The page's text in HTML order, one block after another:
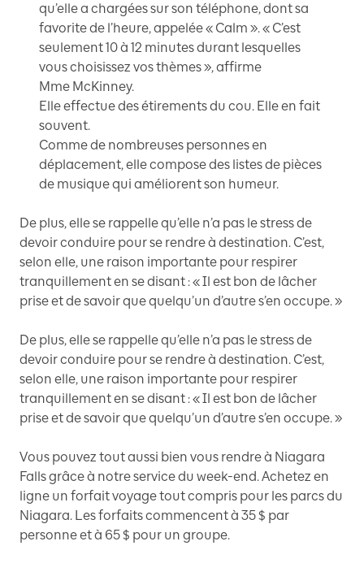
qu’elle a chargées sur son téléphone, dont sa
favorite de l’heure, appelée « Calm ». « C’est
seulement 10 à 12 minutes durant lesquelles
vous choisissez vos thèmes », affirme
Mme McKinney.
Elle effectue des étirements du cou. Elle en fait
souvent.
Comme de nombreuses personnes en
déplacement, elle compose des listes de pièces
de musique qui améliorent son humeur.
De plus, elle se rappelle qu’elle n’a pas le stress de
devoir conduire pour se rendre à destination. C’est,
selon elle, une raison importante pour respirer
tranquillement en se disant : « Il est bon de lâcher
prise et de savoir que quelqu’un d’autre s’en occupe. »
De plus, elle se rappelle qu’elle n’a pas le stress de
devoir conduire pour se rendre à destination. C’est,
selon elle, une raison importante pour respirer
tranquillement en se disant : « Il est bon de lâcher
prise et de savoir que quelqu’un d’autre s’en occupe. »
Vous pouvez tout aussi bien vous rendre à Niagara
Falls grâce à notre service du week-end. Achetez en
ligne un forfait voyage tout compris pour les parcs du
Niagara. Les forfaits commencent à 35 $ par
personne et à 65 $ pour un groupe.